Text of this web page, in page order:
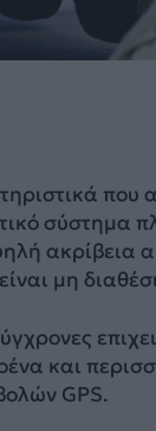
που
σύστημα
ακρίβεια
μη
και
GPS.